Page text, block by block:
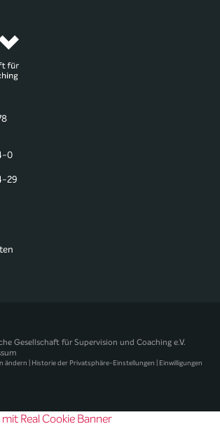
0
29
Gesellschaft für Supervision und Coaching e.V.
ändern Historie der Privatsphäre-Einstellungen
Einwilligungen
Real Cookie Banner